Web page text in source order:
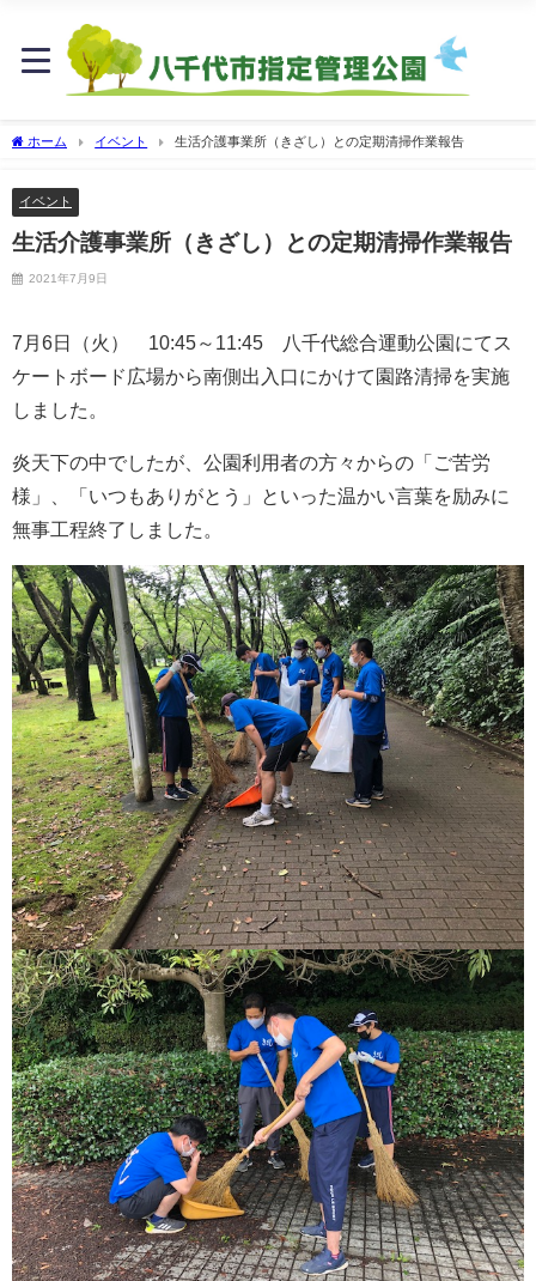
ホーム イベント 生活介護事業所（きざし）との定期清掃作業報告
イベント
生活介護事業所（きざし）との定期清掃作業報告
2021年7月9日
7月 6日（火） 10:45～ 11:45 八千代総合運動公園にてス
ケートボード広場から南側出入口にかけて園路清掃を実施
しました。
炎天下の中でしたが、公園利用者の方々からの「ご苦労
様」、「いつもありがとう」といった温かい言葉を励みに
無事工程終了しました。